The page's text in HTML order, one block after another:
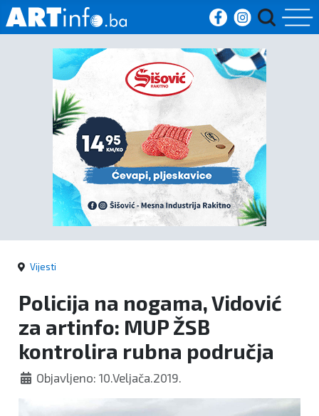
Početna
Vijesti
Sport
Kultura
Crna
kronika
Politika
Zanimljivosti
Vijesti
Policija na nogama, Vidović
za artinfo: MUP ŽSB
kontrolira rubna područja
Objavljeno: 10.Veljača.2019.